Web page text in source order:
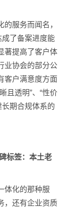
服务而闻名，
成了备案进度能
著提高了客户体
业协会的部分公
客户满意度方面
且透明”、“性价
长期合规体系的
标签：本土老
体化的那种服
，还有企业资质